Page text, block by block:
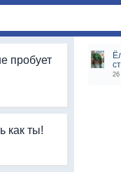
пробует
как ты!
26